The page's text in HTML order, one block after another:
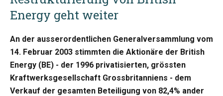
Energy geht weiter
An der ausserordentlichen Generalversammlung vom
14. Februar 2003 stimmten die Aktionäre der British
Energy (BE) - der 1996 privatisierten, grössten
Kraftwerksgesellschaft Grossbritanniens - dem
Verkauf der gesamten Beteiligung von 82,4% ander